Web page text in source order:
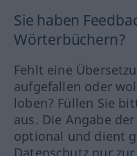
Sie haben
Wörterbüchern?
Fehlt eine
aufgefallen oder
loben? Füllen Sie
aus. Die Angabe
optional und dient